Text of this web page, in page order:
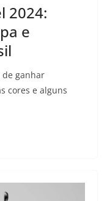
2024:
e
de ganhar
cores e alguns